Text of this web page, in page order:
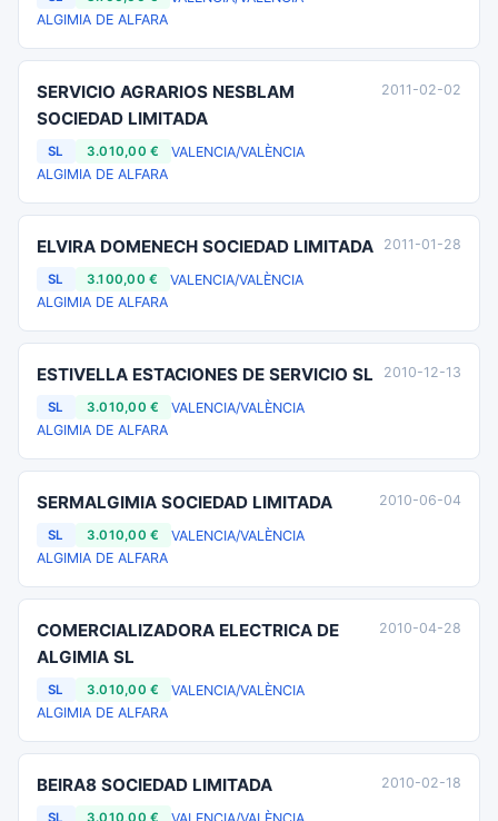
ALGIMIA DE ALFARA
SERVICIO AGRARIOS NESBLAM
SOCIEDAD LIMITADA
SL 3.010,00 €
VALENCIA/VALÈNCIA
ALGIMIA DE ALFARA
2011-02-02
ELVIRA DOMENECH SOCIEDAD LIMITADA
SL 3.100,00 €
VALENCIA/VALÈNCIA
ALGIMIA DE ALFARA
2011-01-28
ESTIVELLA ESTACIONES DE SERVICIO SL
SL 3.010,00 €
VALENCIA/VALÈNCIA
ALGIMIA DE ALFARA
2010-12-13
SERMALGIMIA SOCIEDAD LIMITADA
SL 3.010,00 €
VALENCIA/VALÈNCIA
ALGIMIA DE ALFARA
2010-06-04
COMERCIALIZADORA ELECTRICA DE
ALGIMIA SL
SL 3.010,00 €
VALENCIA/VALÈNCIA
ALGIMIA DE ALFARA
2010-04-28
BEIRA8 SOCIEDAD LIMITADA
SL 3.010,00 €
VALENCIA/VALÈNCIA
2010-02-18